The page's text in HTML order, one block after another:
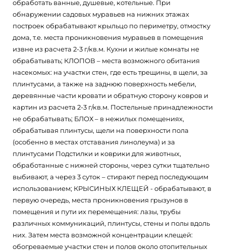
обработать ванные, душевые, котельные. При
обнаружении садовых муравьев на нижних этажах
построек обрабатывают крыльцо по периметру, отмостку
дома, т.е. места проникновения муравьев в помещения
извне из расчета 2-3 г/кв.м. Кухни и жилые комнаты не
обрабатывать; КЛОПОВ – места возможного обитания
насекомых: на участки стен, где есть трещины, в щели, за
плинтусами, а также на заднюю поверхность мебели,
деревянные части кровати и обратную сторону ковров и
картин из расчета 2-3 г/кв.м. Постельные принадлежности
не обрабатывать; БЛОХ – в нежилых помещениях,
обрабатывая плинтусы, щели на поверхности пола
(особенно в местах отставания линолеума) и за
плинтусами Подстилки и коврики для животных,
обработанные с нижней стороны, через сутки тщательно
выбивают, а через 3 суток – стирают перед последующим
использованием; КРЫСИНЫХ КЛЕЩЕЙ - обрабатывают, в
первую очередь, места проникновения грызунов в
помещения и пути их перемещения: лазы, трубы
различных коммуникаций, плинтусы, стены и полы вдоль
них. Затем места возможной концентрации клещей:
обогреваемые участки стен и полов около отопительных